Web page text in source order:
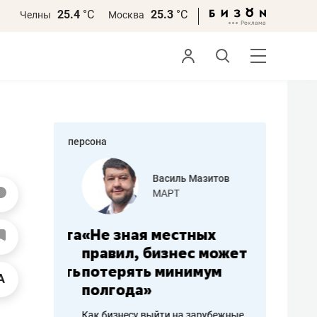
Челны 25.4 °С Москва 25.3 °С
персона
работа
Василь Мазитов
МАРТ
«Не зная местных
правил, бизнес может
потерять минимум
полгода»